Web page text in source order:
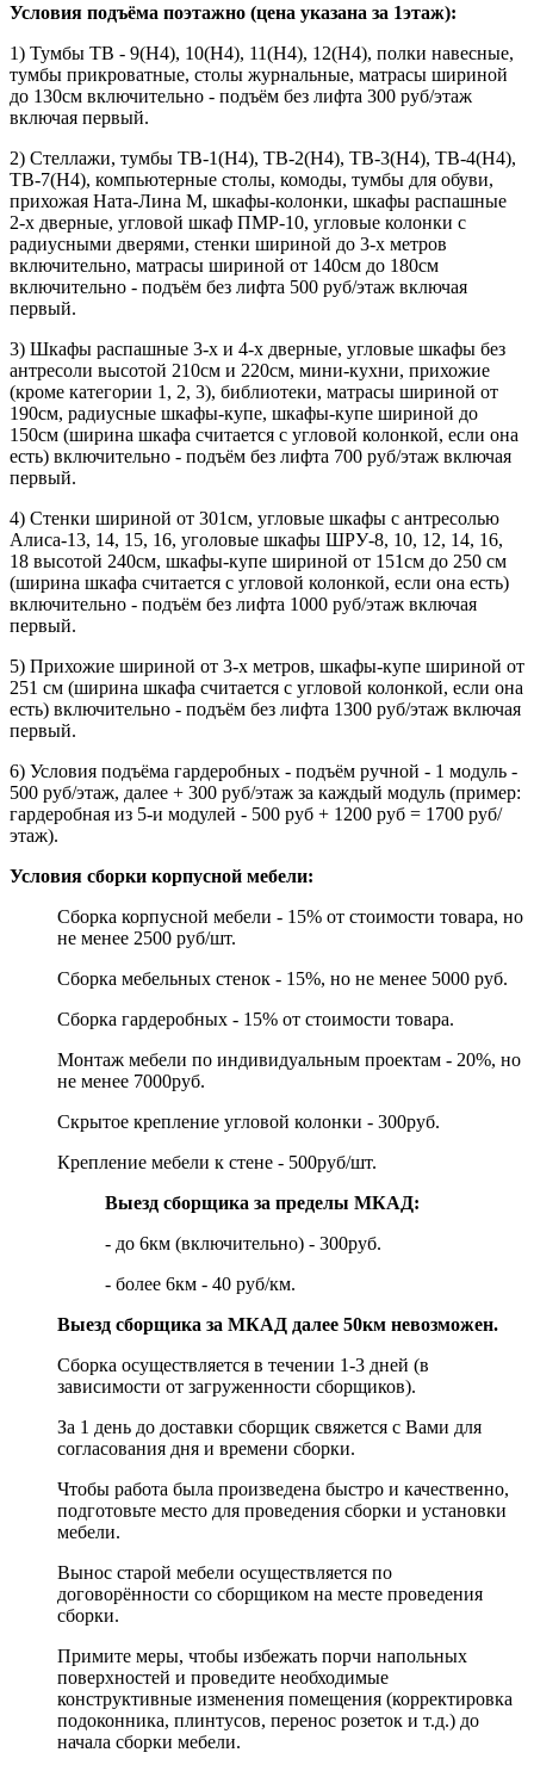
Условия подъёма поэтажно (цена указана за 1этаж):
1) Тумбы ТВ - 9(Н4), 10(Н4), 11(Н4), 12(Н4), полки навесные,
тумбы прикроватные, столы журнальные, матрасы шириной
до 130см включительно - подъём без лифта 300 руб/этаж
включая первый.
2) Стеллажи, тумбы ТВ-1(Н4), ТВ-2(Н4), ТВ-3(Н4), ТВ-4(Н4),
ТВ-7(Н4), компьютерные столы, комоды, тумбы для обуви,
прихожая Ната-Лина М, шкафы-колонки, шкафы распашные
2-х дверные, угловой шкаф ПМР-10, угловые колонки с
радиусными дверями, стенки шириной до 3-х метров
включительно, матрасы шириной от 140см до 180см
включительно - подъём без лифта 500 руб/этаж включая
первый.
3) Шкафы распашные 3-х и 4-х дверные, угловые шкафы без
антресоли высотой 210см и 220см, мини-кухни, прихожие
(кроме категории 1, 2, 3), библиотеки, матрасы шириной от
190см, радиусные шкафы-купе, шкафы-купе шириной до
150см (ширина шкафа считается с угловой колонкой, если она
есть) включительно - подъём без лифта 700 руб/этаж включая
первый.
4) Стенки шириной от 301см, угловые шкафы с антресолью
Алиса-13, 14, 15, 16, уголовые шкафы ШРУ-8, 10, 12, 14, 16,
18 высотой 240см, шкафы-купе шириной от 151см до 250 см
(ширина шкафа считается с угловой колонкой, если она есть)
включительно - подъём без лифта 1000 руб/этаж включая
первый.
5) Прихожие шириной от 3-х метров, шкафы-купе шириной от
251 см (ширина шкафа считается с угловой колонкой, если она
есть) включительно - подъём без лифта 1300 руб/этаж включая
первый.
6) Условия подъёма гардеробных - подъём ручной - 1 модуль -
500 руб/этаж, далее + 300 руб/этаж за каждый модуль (пример:
гардеробная из 5-и модулей - 500 руб + 1200 руб = 1700 руб/
этаж).
Условия сборки корпусной мебели:
Сборка корпусной мебели - 15% от стоимости товара, но
не менее 2500 руб/шт.
Сборка мебельных стенок - 15%, но не менее 5000 руб.
Сборка гардеробных - 15% от стоимости товара.
Монтаж мебели по индивидуальным проектам - 20%, но
не менее 7000руб.
Скрытое крепление угловой колонки - 300руб.
Крепление мебели к стене - 500руб/шт.
Выезд сборщика за пределы МКАД:
- до 6км (включительно) - 300руб.
- более 6км - 40 руб/км.
Выезд сборщика за МКАД далее 50км невозможен.
Сборка осуществляется в течении 1-3 дней (в
зависимости от загруженности сборщиков).
За 1 день до доставки сборщик свяжется с Вами для
согласования дня и времени сборки.
Чтобы работа была произведена быстро и качественно,
подготовьте место для проведения сборки и установки
мебели.
Вынос старой мебели осуществляется по
договорённости со сборщиком на месте проведения
сборки.
Примите меры, чтобы избежать порчи напольных
поверхностей и проведите необходимые
конструктивные изменения помещения (корректировка
подоконника, плинтусов, перенос розеток и т.д.) до
начала сборки мебели.